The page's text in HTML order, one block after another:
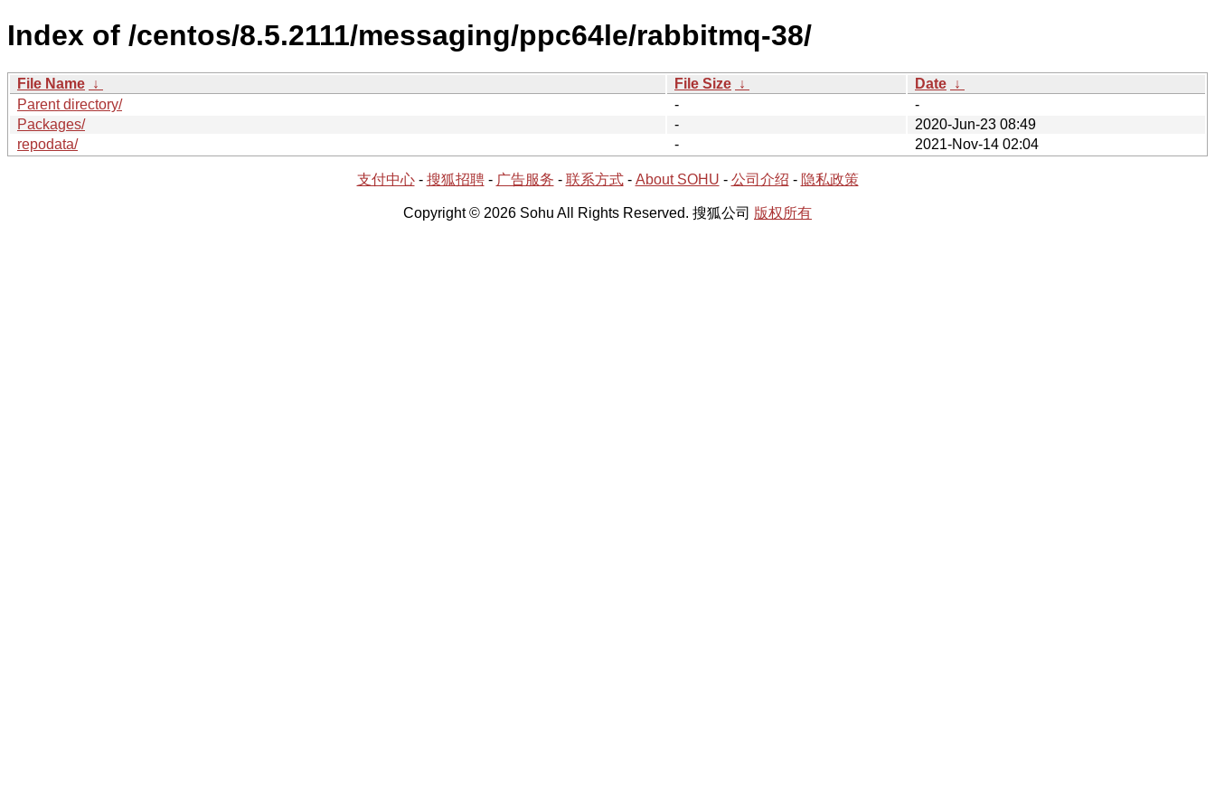
Index of /centos/8.5.2111/messaging/ppc64le/rabbitmq-38/
File Name ↓ File Size ↓ Date ↓
Parent directory/
-
-
Packages/
-
2020-Jun-23 08:49
repodata/
- 2021-Nov-14 02:04
支付中心- 搜狐招聘- 广告服务 - 联系方式- About SOHU - 公司介绍 - 隐私政策
Copyright © 2026 Sohu All Rights Reserved. 搜狐公司 版权所有